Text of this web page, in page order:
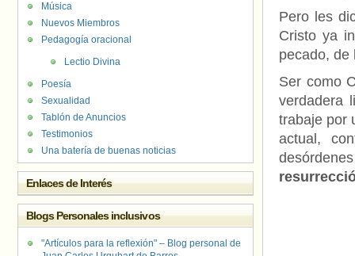
Pero les
Cristo ya
pecado, de
Ser como
verdadera
trabaje por
actual,
Música
Nuevos Miembros
Pedagogía oracional
Lectio Divina
Poesía
Sexualidad
Tablón de Anuncios
Testimonios
Una batería de buenas noticias
Enlaces de Interés
Blogs Personales inclusivos
"Artículos para la reflexión" – Blog personal de